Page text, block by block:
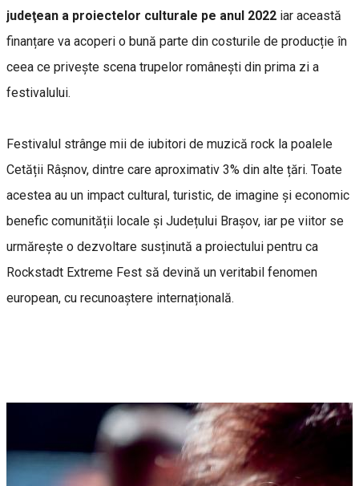
judeţean a proiectelor culturale pe anul 2022 iar această
finanțare va acoperi o bună parte din costurile de producție în
ceea ce privește scena trupelor românești din prima zi a
festivalului.
Festivalul strânge mii de iubitori de muzică rock la poalele
Cetății Râșnov, dintre care aproximativ 3% din alte țări. Toate
acestea au un impact cultural, turistic, de imagine și economic
benefic comunității locale și Județului Brașov, iar pe viitor se
urmărește o dezvoltare susținută a proiectului pentru ca
Rockstadt Extreme Fest să devină un veritabil fenomen
european, cu recunoaștere internațională.